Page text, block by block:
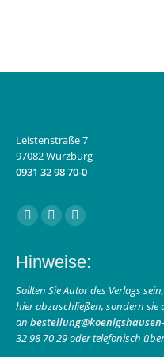
Leistenstraße 7
97082 Würzburg
0931 32 98 70-0
Finden Sie uns auf:
Facebook
opens
in
new
window
Instagram
opens
in
new
window
E-
page
opens
in
new
window
Hinweise:
Sollten Sie Autor des Verlags
hier abzuschließen, sondern sie
an
32 98 70 29 oder telefonisch